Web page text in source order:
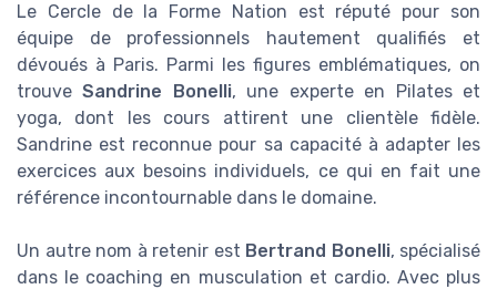
Le Cercle de la Forme Nation est réputé pour son
équipe de professionnels hautement qualifiés et
dévoués à Paris. Parmi les figures emblématiques, on
trouveSandrine Bonelli, une experte en Pilates et
yoga, dont les cours attirent une clientèle fidèle.
Sandrine est reconnue pour sa capacité à adapter les
exercices aux besoins individuels, ce qui en fait une
référence incontournable dans le domaine.
Un autre nom à retenir est Bertrand Bonelli, spécialisé
dans le coaching en musculation et cardio. Avec plus